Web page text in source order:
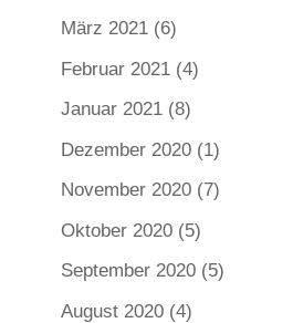
März 2021(6)
Februar 2021(4)
Januar 2021(8)
Dezember 2020(1)
November 2020(7)
Oktober 2020(5)
September 2020(5)
August 2020(4)